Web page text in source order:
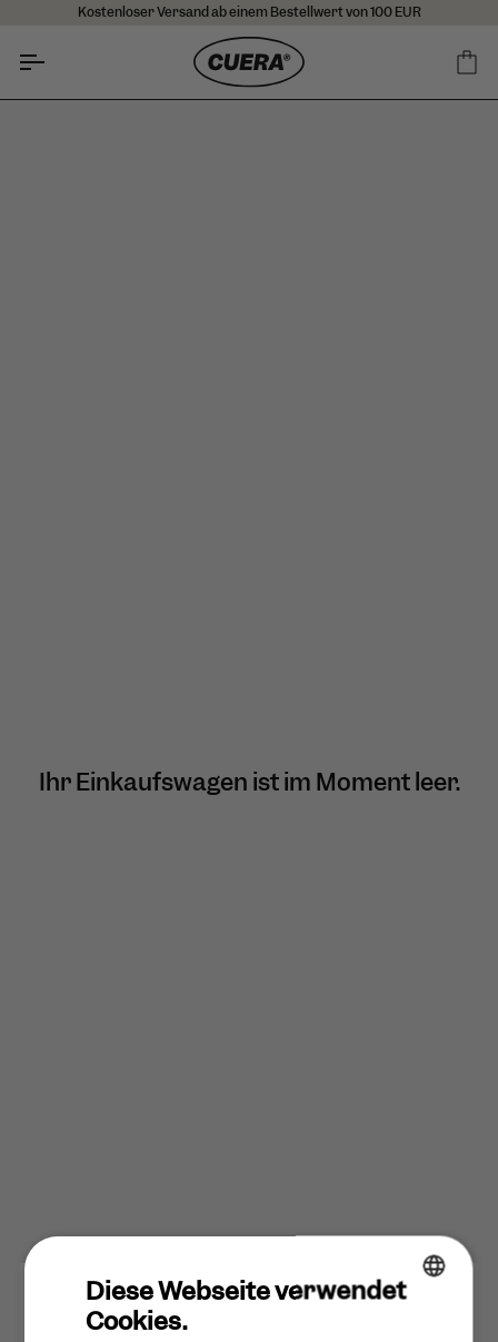
Inhalt
Kostenloser Versand ab einem Bestellwert von 100 EUR
Ihr Einkaufswagen ist im Moment leer.
Diese Webseite verwendet
Cookies.